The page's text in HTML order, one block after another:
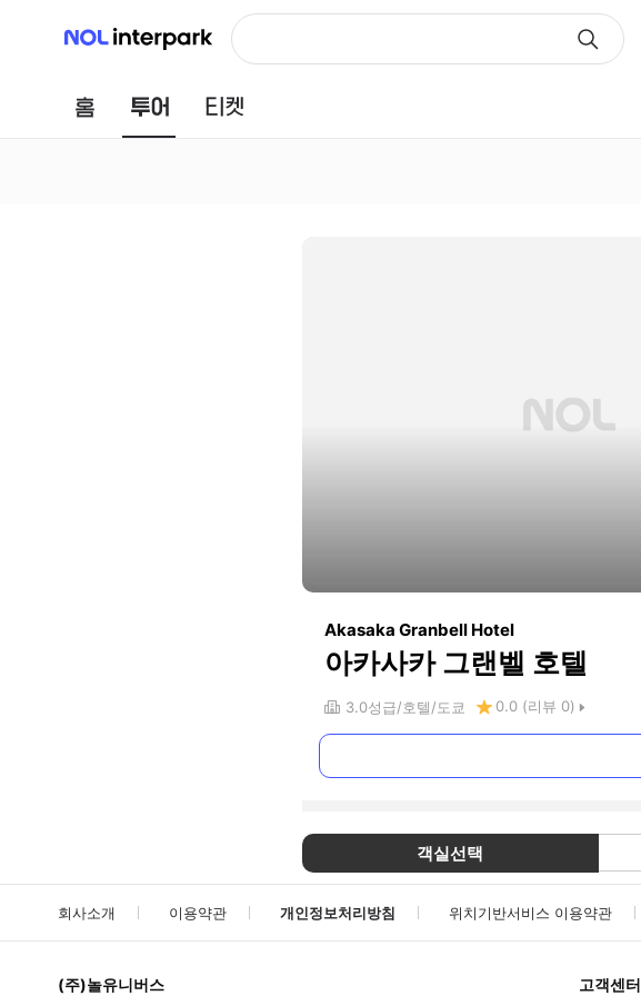
NOL 인터파크
홈 투어
Akasaka Granbell Hotel
아카사카 그랜벨 호텔
3.0성급 호텔 도쿄 0.0 (리뷰 0)
객실선택
회사소개 이용약관 개인정보처리방침 위치기반서비스 이용약관
(주)놀유니버스 고객센터